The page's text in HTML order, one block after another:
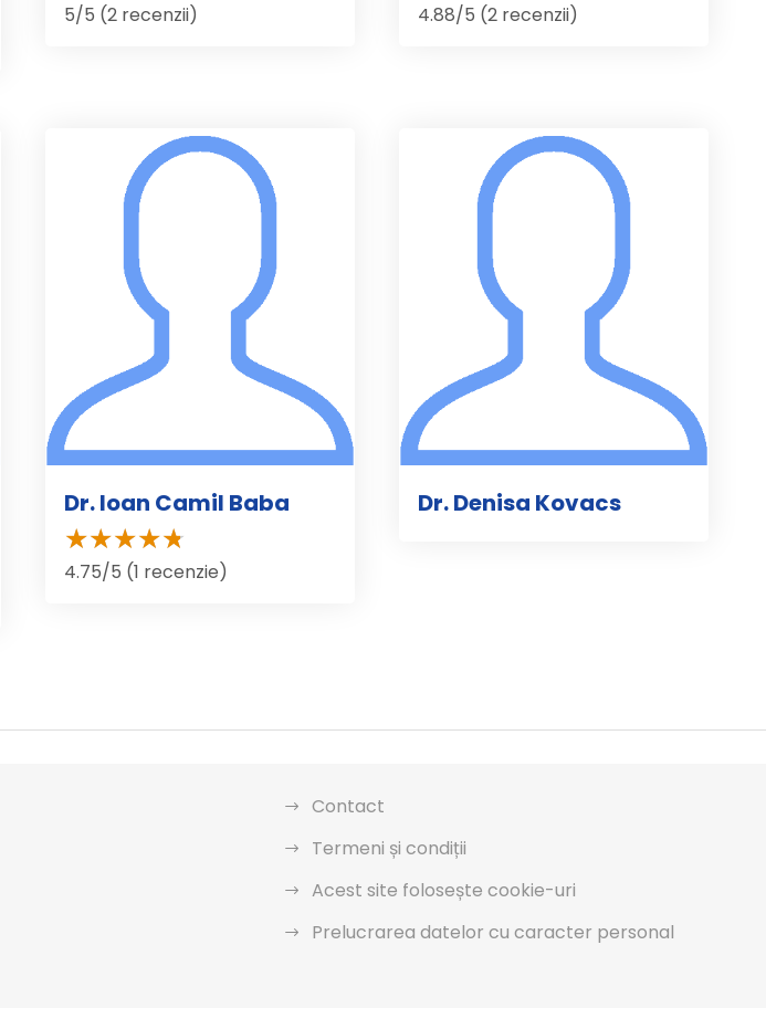
5/5 (2 recenzii) 4.88/5 (2 recenzii)
Dr. Ioan Camil Baba
4.75/5 (1 recenzie)
Dr. Denisa Kovacs
Contact
Termeni și condiții
Acest site folosește cookie-uri
Prelucrarea datelor cu caracter personal